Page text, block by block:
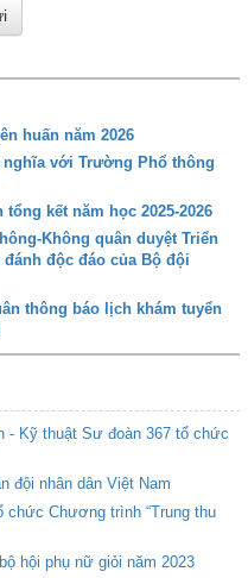
huấn năm 2026
với Trường Phổ thông
kết năm học 2025-2026
Không quân duyệt Triển
độc đáo của Bộ đội
thông báo lịch khám tuyển
- Kỹ thuật Sư đoàn 367 tổ chức
đội nhân dân Việt Nam
Chương trình “Trung thu
hội phụ nữ giỏi năm 2023